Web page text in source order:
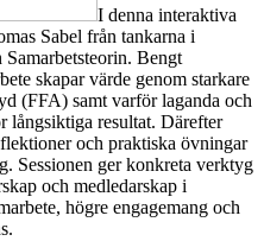
I denna interaktiva
Sabel från tankarna i
Samarbetsteorin. Bengt
skapar värde genom starkare
(FFA) samt varför laganda och
långsiktiga resultat. Därefter
och praktiska övningar
Sessionen ger konkreta verktyg
och medledarskap i
högre engagemang och